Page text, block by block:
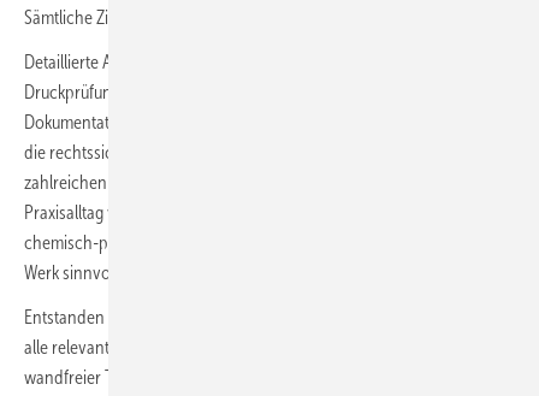
Sämtliche Zitate sind zur besseren Orientierung farbig unterlegt.
Detaillierte Ausführungen – etwa zu Probennahmestellen, zur
Druckprüfung, Hygiene-Erstinspektion und zu den
Dokumentationspflichten – liefern konkrete Handlungsanleitungen,
die rechtssicheres Arbeiten ermöglichen. Besonders wertvoll sind die
zahlreichen Beispiele und Abbildungen, die typische Fehlerquellen im
Praxisalltag veranschaulichen. Anhänge zur mikrobiologischen und
chemisch-physikalischen Trink­wasserbeschaffen­heit runden das
Werk sinnvoll ab.
Entstanden ist ein unverzichtbares Kompendium, das SHK-Betrieben
alle relevanten Informationen zur Sicherstellung hygienisch ein­
wandfreier Trinkwasser-Installationen liefert. Der Kommentar ist bei